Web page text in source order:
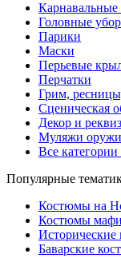
Головные
Парики
Маски
Перьевые
Перчатки
Грим,
Сценическая
Декор и
Муляжи
Все категории
Популярные
Костюмы на
Костюмы
Баварские